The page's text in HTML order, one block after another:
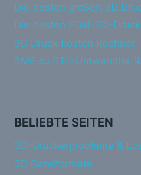
Die besten großen 3D
Die besten FDM-3D-
3D Druck Kosten Rechner
3MF zu STL-Umwandler
BELIEBTE SEITEN
3D-Druckerprobleme &
3D Dateiformate